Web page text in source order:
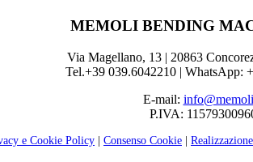
MEMOLI BENDING
Via Magellano, 13 | 20863
Tel.+39 039.6042210 | WhatsApp:
E-mail:
P.IVA:
e Cookie Policy Consenso Cookie